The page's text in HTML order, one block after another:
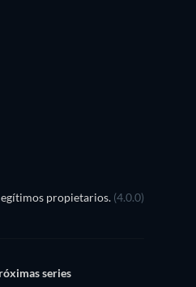
propietarios. (4.0.0)
series